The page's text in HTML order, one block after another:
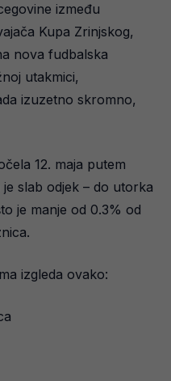
između
Kupa Zrinjskog,
nova fudbalska
utakmici,
izuzetno skromno,
12. maja putem
slab odjek – do utorka
je manje od 0.3% od
izgleda ovako: